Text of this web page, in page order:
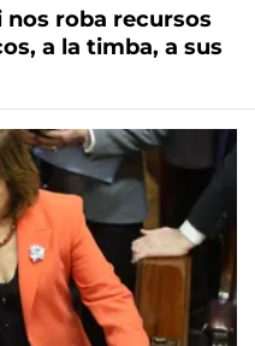
roba recursos
a la timba, a sus